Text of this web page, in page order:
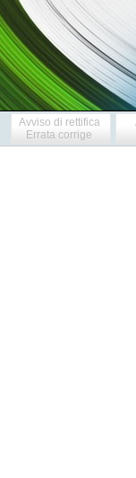
Avviso di rettifica
Errata corrige